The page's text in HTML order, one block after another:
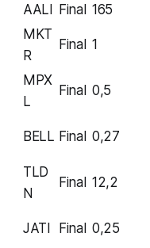
AALI Final 165
MKT
R
Final 1
MPX
L
Final 0,5
BELL Final 0,27
TLD
N
Final 12,2
JATI Final 0,25